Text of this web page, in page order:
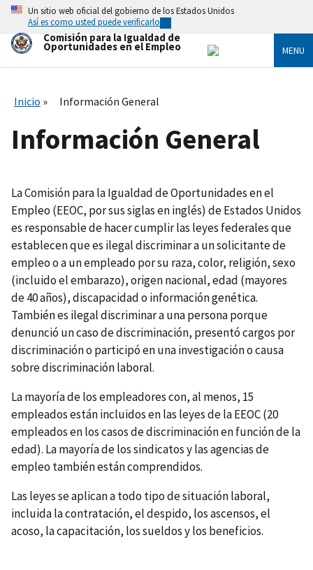
Skip
main
content
Un sitio web oficial del gobierno de los Estados Unidos
Así es como usted puede verificarlo
Comisión para la Igualdad de
Oportunidades en el Empleo MENU
Inicio Información General
Información General
La Comisión para la Igualdad de Oportunidades en el
Empleo (EEOC, por sus siglas en inglés) de Estados Unidos
es responsable de hacer cumplir las leyes federales que
establecen que es ilegal discriminar a un solicitante de
empleo o a un empleado por su raza, color, religión, sexo
(incluido el embarazo), origen nacional, edad (mayores
de 40 años), discapacidad o información genética.
También es ilegal discriminar a una persona porque
denunció un caso de discriminación, presentó cargos por
discriminación o participó en una investigación o causa
sobre discriminación laboral.
La mayoría de los empleadores con, al menos, 15
empleados están incluidos en las leyes de la EEOC (20
empleados en los casos de discriminación en función de la
edad). La mayoría de los sindicatos y las agencias de
empleo también están comprendidos.
Las leyes se aplican a todo tipo de situación laboral,
incluida la contratación, el despido, los ascensos, el
acoso, la capacitación, los sueldos y los beneficios.